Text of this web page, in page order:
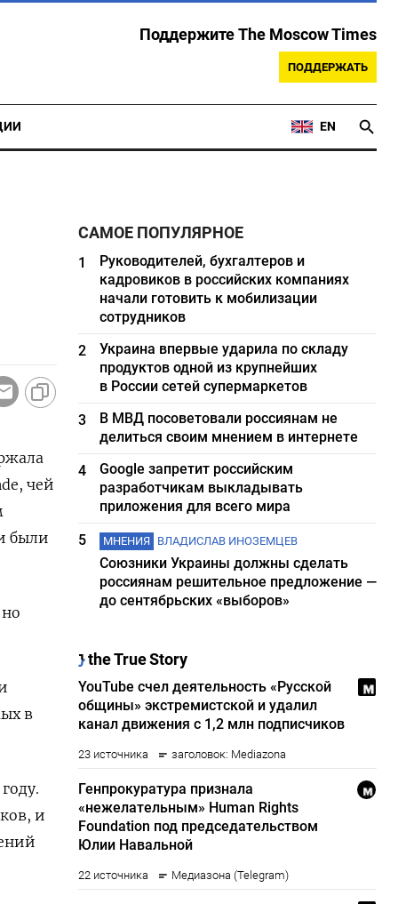
Поддержите The Moscow Times
ПОДДЕРЖАТЬ
EN
чей
были
в
и
САМОЕ ПОПУЛЯРНОЕ
1
Руководителей, бухгалтеров и
кадровиков в российских компаниях
начали готовить к мобилизации
сотрудников
2
Украина впервые ударила по складу
продуктов одной из крупнейших
в России сетей супермаркетов
3
В МВД посоветовали россиянам не
делиться своим мнением в интернете
4
Google запретит российским
разработчикам выкладывать
приложения для всего мира
5
МНЕНИЯ ВЛАДИСЛАВ ИНОЗЕМЦЕВ
Союзники Украины должны сделать
россиянам решительное предложение —
до сентябрьских «выборов»